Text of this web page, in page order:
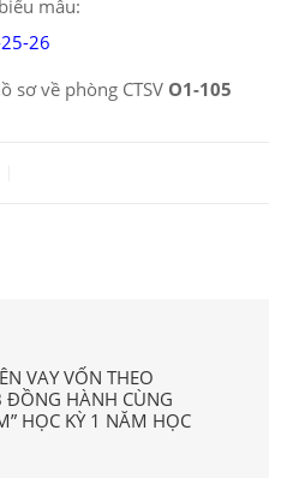
mẫu:
26
sơ về phòng CTSV O1-105
VAY VỐN THEO
ĐỒNG HÀNH CÙNG
HỌC KỲ 1 NĂM HỌC